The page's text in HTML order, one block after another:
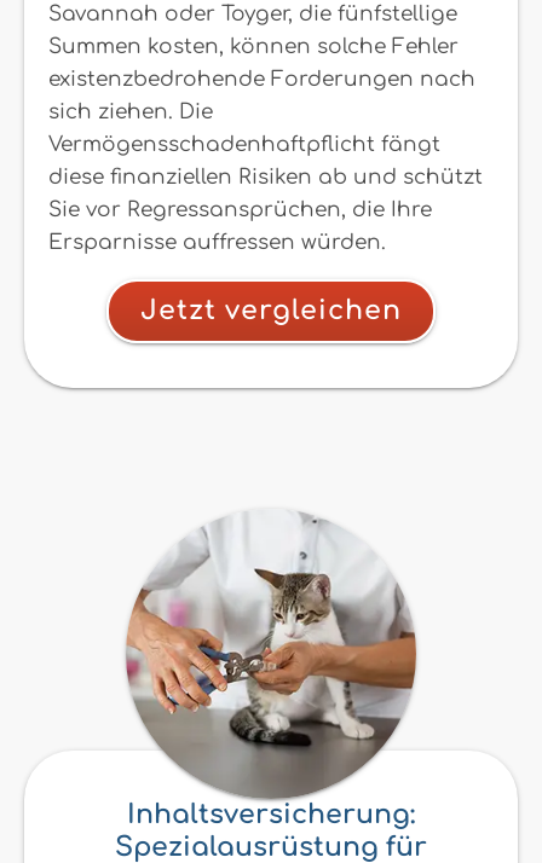
Savannah oder Toyger, die fünfstellige
Summen kosten, können solche Fehler
existenzbedrohende Forderungen nach
sich ziehen. Die
Vermögensschadenhaftpflicht fängt
diese finanziellen Risiken ab und schützt
Sie vor Regressansprüchen, die Ihre
Ersparnisse auffressen würden.
Jetzt vergleichen
Inhaltsversicherung:
Spezialausrüstung für